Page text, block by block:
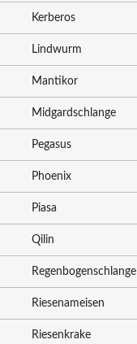
Kerberos
Lindwurm
Mantikor
Midgardschlange
Pegasus
Phoenix
Piasa
Qilin
Regenbogenschlange
Riesenameisen
Riesenkrake